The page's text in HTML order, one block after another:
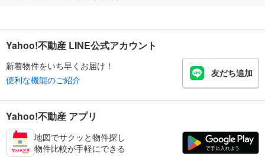
Yahoo!不動産 LINE公式アカウント
新着物件をいち早くお届け！
便利な機能のご紹介
友だち追加
Yahoo!不動産 アプリ
地図でサクッと物件探し
物件比較が手軽にできる